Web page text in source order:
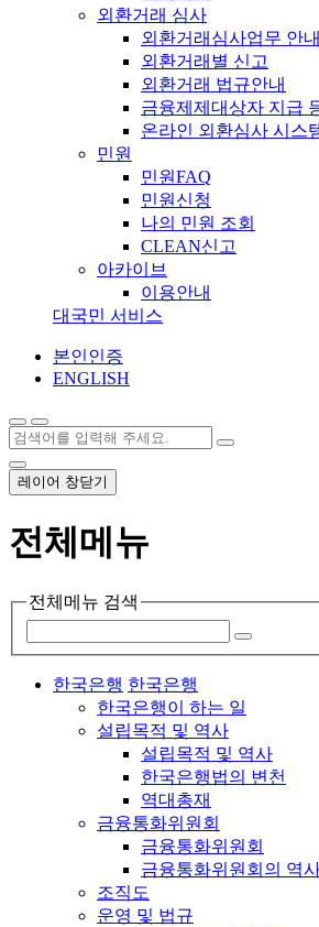
외환거래 심사
외환거래심사업무 안내
외환거래별 신고
외환거래 법규안내
금융제제대상자 지급
온라인 외환심사 시스
민원
민원FAQ
민원신청
나의 민원 조회
CLEAN신고
아카이브
이용안내
대국민 서비스
본인인증
ENGLISH
레이어 창닫기
전체메뉴
전체메뉴 검색
한국은행 한국은행
한국은행이 하는 일
설립목적 및 역사
설립목적 및 역사
한국은행법의 변천
역대총재
금융통화위원회
금융통화위원회
금융통화위원회의 역
조직도
운영 및 법규